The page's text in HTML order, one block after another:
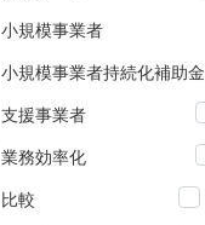
小規模事業者
小規模事業者持続化補助金
支援事業者
業務効率化
比較